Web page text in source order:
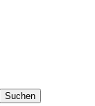
Suchen